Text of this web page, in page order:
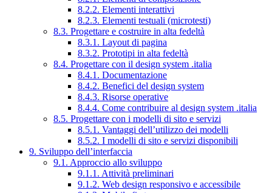
8.2.2. Elementi interattivi
8.2.3. Elementi testuali (microtesti)
8.3. Progettare e costruire in alta fedeltà
8.3.1. Layout di pagina
8.3.2. Prototipi in alta fedeltà
8.4. Progettare con il design system .italia
8.4.1. Documentazione
8.4.2. Benefici del design system
8.4.3. Risorse operative
8.4.4. Come contribuire al design system .italia
8.5. Progettare con i modelli di sito e servizi
8.5.1. Vantaggi dell’utilizzo dei modelli
8.5.2. I modelli di sito e servizi disponibili
9. Sviluppo dell’interfaccia
9.1. Approccio allo sviluppo
9.1.1. Attività preliminari
9.1.2. Web design responsivo e accessibile